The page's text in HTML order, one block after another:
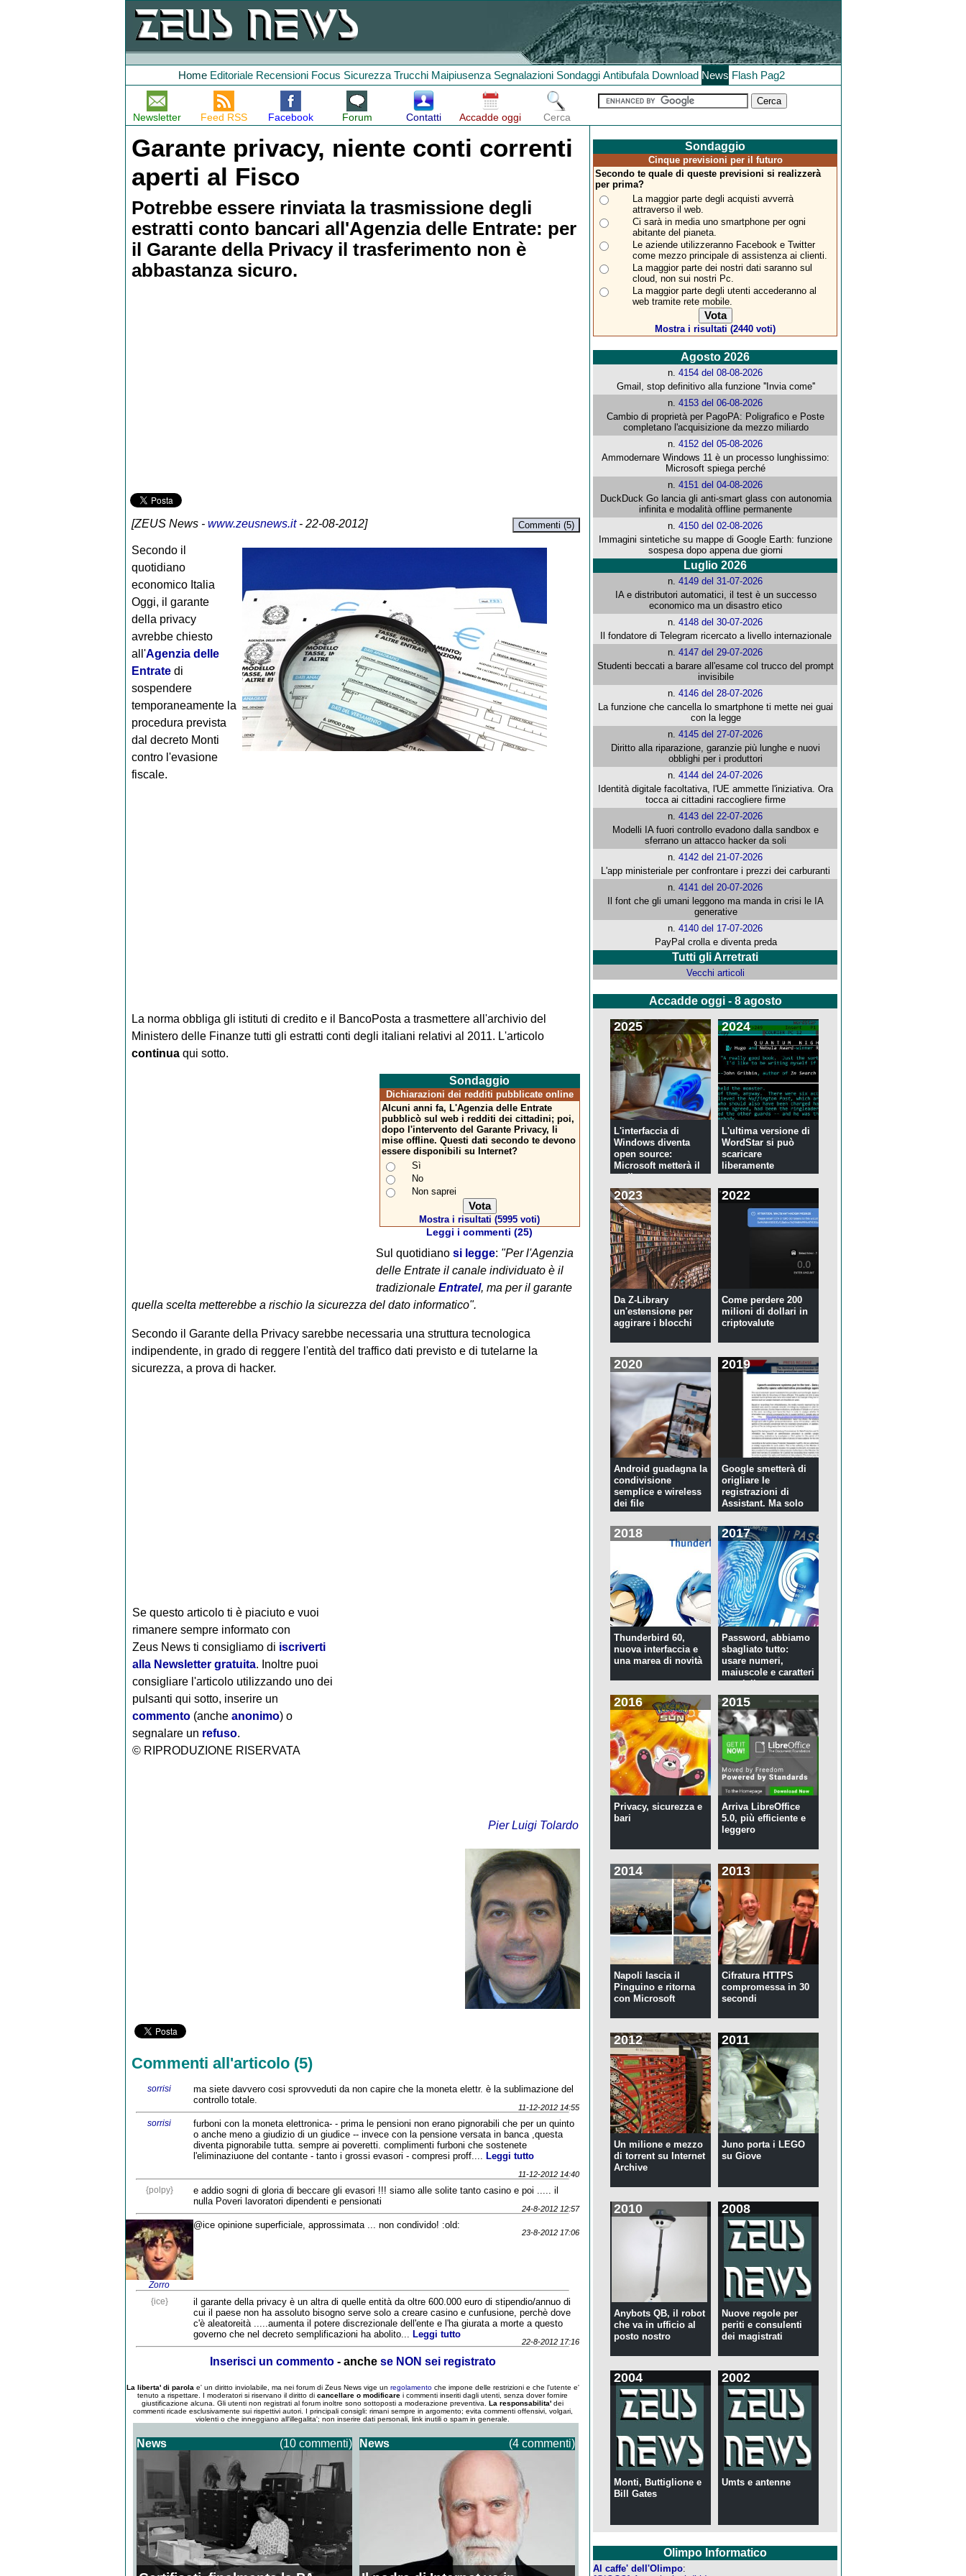
Home Editoriale Recensioni Focus Sicurezza Trucchi Maipiusenza Segnalazioni Sondaggi Antibufala Download News Flash Pag2
Newsletter Feed RSS Facebook Forum Contatti Accadde oggi Cerca
Garante privacy, niente conti correnti
aperti al Fisco
Potrebbe essere rinviata la trasmissione degli
estratti conto bancari all'Agenzia delle Entrate: per
il Garante della Privacy il trasferimento non è
abbastanza sicuro.
[ZEUS News- www.zeusnews.it- 22-08-2012] Commenti (5)
Secondo il
quotidiano
economico Italia
Oggi, il garante
della privacy
avrebbe chiesto
all'Agenzia delle
Entratedi
sospendere
temporaneamente la
procedura prevista
dal decreto Monti
contro l'evasione
fiscale.
La norma obbliga gli istituti di credito e il BancoPosta a trasmettere all'archivio del
Ministero delle Finanze tutti gli estratti conti degli italiani relativi al 2011. L'articolo
continuaqui sotto.
Sondaggio
Dichiarazioni dei redditi pubblicate online
Alcuni anni fa, L'Agenzia delle Entrate
pubblicò sul web i redditi dei cittadini; poi,
dopo l'intervento del Garante Privacy, li
mise offline. Questi dati secondo te devono
essere disponibili su Internet?
Sì
No
Non saprei
Mostra i risultati (5995 voti)
Leggi i commenti (25)
Sul quotidiano si legge: "Per l'Agenzia
delle Entrate il canale individuato è il
tradizionale Entratel, ma per il garante
quella scelta metterebbe a rischio la sicurezza del dato informatico".
Secondo il Garante della Privacy sarebbe necessaria una struttura tecnologica
indipendente, in grado di reggere l'entità del traffico dati previsto e di tutelarne la
sicurezza, a prova di hacker.
Se questo articolo ti è piaciuto e vuoi
rimanere sempre informato con
Zeus News ti consigliamo di iscriverti
alla Newsletter gratuita. Inoltre puoi
consigliare l'articolo utilizzando uno dei
pulsanti qui sotto, inserire un
commento(anche anonimo) o
segnalare un refuso.
© RIPRODUZIONE RISERVATA
Pier Luigi Tolardo
Commenti all'articolo (5)
sorrisi
ma siete davvero cosi sprovveduti da non capire che la moneta elettr. è la sublimazione del
controllo totale.
11-12-2012 14:55
sorrisi
furboni con la moneta elettronica- - prima le pensioni non erano pignorabili che per un quinto
o anche meno a giudizio di un giudice -- invece con la pensione versata in banca ,questa
diventa pignorabile tutta. sempre ai poveretti. complimenti furboni che sostenete
l'eliminaziuone del contante - tanto i grossi evasori - compresi proff....Leggi tutto
11-12-2012 14:40
{polpy}
e addio sogni di gloria di beccare gli evasori !!! siamo alle solite tanto casino e poi ..... il
nulla Poveri lavoratori dipendenti e pensionati
24-8-2012 12:57
Zorro
@ice opinione superficiale, approssimata ... non condivido! :old:
23-8-2012 17:06
{ice}
il garante della privacy è un altra di quelle entità da oltre 600.000 euro di stipendio/annuo di
cui il paese non ha assoluto bisogno serve solo a creare casino e cunfusione, perchè dove
c'è aleatoreità .....aumenta il potere discrezionale dell'ente e l'ha giurata a morte a questo
governo che nel decreto semplificazioni ha abolito...Leggi tutto
22-8-2012 17:16
Inserisci un commento- anche se NON sei registrato
La liberta' di parola e' un diritto inviolabile, ma nei forum di Zeus News vige un regolamentoche impone delle restrizioni e che l'utente e'
tenuto a rispettare. I moderatori si riservano il diritto di cancellare o modificare i commenti inseriti dagli utenti, senza dover fornire
giustificazione alcuna. Gli utenti non registrati al forum inoltre sono sottoposti a moderazione preventiva. La responsabilita' dei
commenti ricade esclusivamente sui rispettivi autori. I principali consigli: rimani sempre in argomento; evita commenti offensivi, volgari,
violenti o che inneggiano all'illegalita'; non inserire dati personali, link inutili o spam in generale.
News (10 commenti) News (4 commenti)
Sondaggio
Cinque previsioni per il futuro
Secondo te quale di queste previsioni si realizzerà
per prima?
La maggior parte degli acquisti avverrà
attraverso il web.
Ci sarà in media uno smartphone per ogni
abitante del pianeta.
Le aziende utilizzeranno Facebook e Twitter
come mezzo principale di assistenza ai clienti.
La maggior parte dei nostri dati saranno sul
cloud, non sui nostri Pc.
La maggior parte degli utenti accederanno al
web tramite rete mobile.
Mostra i risultati (2440 voti)
Agosto 2026
n.4154 del 08-08-2026
Gmail, stop definitivo alla funzione ''Invia come''
n.4153 del 06-08-2026
Cambio di proprietà per PagoPA: Poligrafico e Poste
completano l'acquisizione da mezzo miliardo
n.4152 del 05-08-2026
Ammodernare Windows 11 è un processo lunghissimo:
Microsoft spiega perché
n.4151 del 04-08-2026
DuckDuck Go lancia gli anti-smart glass con autonomia
infinita e modalità offline permanente
n.4150 del 02-08-2026
Immagini sintetiche su mappe di Google Earth: funzione
sospesa dopo appena due giorni
Luglio 2026
n.4149 del 31-07-2026
IA e distributori automatici, il test è un successo
economico ma un disastro etico
n.4148 del 30-07-2026
Il fondatore di Telegram ricercato a livello internazionale
n.4147 del 29-07-2026
Studenti beccati a barare all'esame col trucco del prompt
invisibile
n.4146 del 28-07-2026
La funzione che cancella lo smartphone ti mette nei guai
con la legge
n.4145 del 27-07-2026
Diritto alla riparazione, garanzie più lunghe e nuovi
obblighi per i produttori
n.4144 del 24-07-2026
Identità digitale facoltativa, l'UE ammette l'iniziativa. Ora
tocca ai cittadini raccogliere firme
n.4143 del 22-07-2026
Modelli IA fuori controllo evadono dalla sandbox e
sferrano un attacco hacker da soli
n.4142 del 21-07-2026
L'app ministeriale per confrontare i prezzi dei carburanti
n.4141 del 20-07-2026
Il font che gli umani leggono ma manda in crisi le IA
generative
n.4140 del 17-07-2026
PayPal crolla e diventa preda
Tutti gli Arretrati
Vecchi articoli
Accadde oggi - 8 agosto
2025
L'interfaccia di
Windows diventa
open source:
Microsoft metterà il
codi...
2024
L'ultima versione di
WordStar si può
scaricare
liberamente
2023
Da Z-Library
un'estensione per
aggirare i blocchi
2022
Come perdere 200
milioni di dollari in
criptovalute
2020
Android guadagna la
condivisione
semplice e wireless
dei file
2019
Google smetterà di
origliare le
registrazioni di
Assistant. Ma solo
per tre...
2018
Thunderbird 60,
nuova interfaccia e
una marea di novità
2017
Password, abbiamo
sbagliato tutto:
usare numeri,
maiuscole e caratteri
speciali ...
2016
Privacy, sicurezza e
bari
2015
Arriva LibreOffice
5.0, più efficiente e
leggero
2014
Napoli lascia il
Pinguino e ritorna
con Microsoft
2013
Cifratura HTTPS
compromessa in 30
secondi
2012
Un milione e mezzo
di torrent su Internet
Archive
2011
Juno porta i LEGO
su Giove
2010
Anybots QB, il robot
che va in ufficio al
posto nostro
2008
Nuove regole per
periti e consulenti
dei magistrati
2004
Monti, Buttiglione e
Bill Gates
2002
Umts e antenne
Olimpo Informatico
Al caffe' dell'Olimpo: